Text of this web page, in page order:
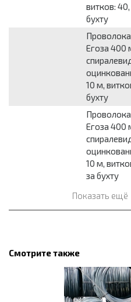
витков:
бухту
Егоза 400
10 м,
бухту
Егоза 400
10 м,
за бухту
Показать ещё
Смотрите также